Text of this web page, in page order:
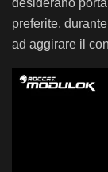
desiderano
preferite,
ad aggirare il